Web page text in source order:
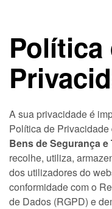
Política
A sua privacidade é
Política de
Bens de Segurança
recolhe, utiliza,
dos utilizadores do
conformidade com o
de Dados (RGPD) e